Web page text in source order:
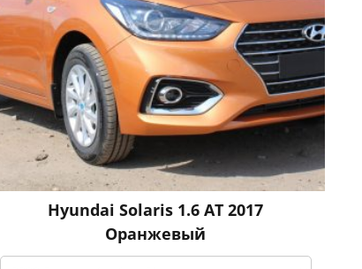
Hyundai Solaris 1.6 АТ 2017
Оранжевый